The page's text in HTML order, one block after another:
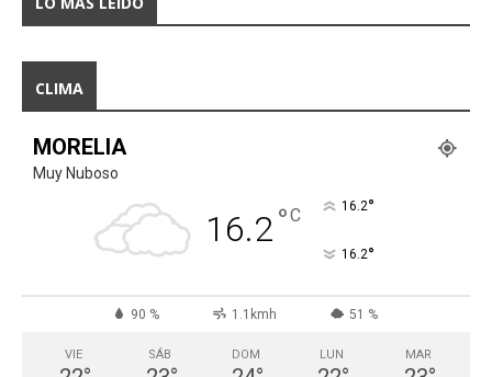
CLIMA
MORELIA
Muy Nuboso
16.2°C 16.2°
16.2°
90 % 1.1kmh 51 %
VIE SÁB DOM LUN MAR